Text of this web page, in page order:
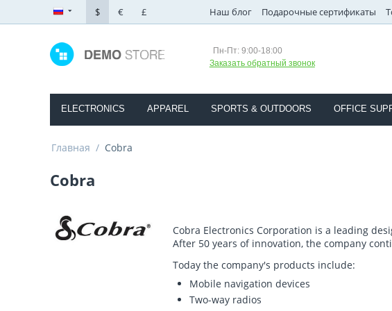
$ € £ Наш блог Подарочные сертификаты
Пн-Пт: 9:00-18:00
Заказать обратный звонок
ELECTRONICS APPAREL SPORTS & OUTDOORS OFFICE
Главная / Cobra
Cobra
Cobra Electronics Corporation is a leading
After 50 years of innovation, the company
Today the company's products include:
Mobile navigation devices
Two-way radios